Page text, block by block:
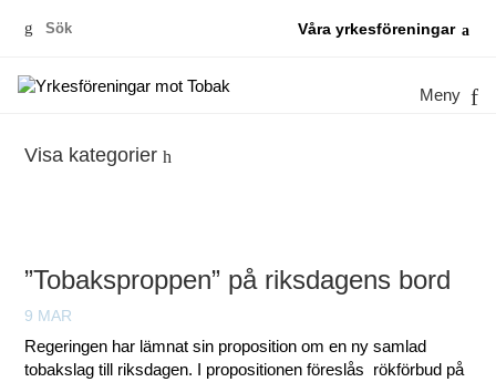
Sök
Våra yrkesföreningar
Meny
Visa kategorier
”Tobaksproppen” på riksdagens bord
9 MAR
Regeringen har lämnat sin proposition om en ny samlad
tobakslag till riksdagen. I propositionen föreslås rökförbud på